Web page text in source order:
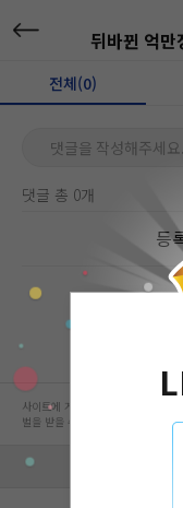
뒤바뀐 억
전체(0)
댓글을 작성해주세요.
댓글 총 0개
등
사이트에 게시된 컨텐츠는 저작권
벌을 받을 수 있습니다.